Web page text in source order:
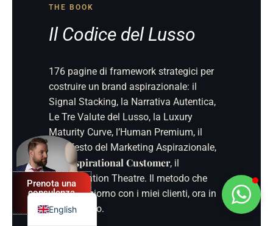
THE BOOK
Il Codice del Lusso
176 pagine di framework strategici per
costruire un brand aspirazionale: il
Signal Stacking, la Narrativa Autentica,
Le Tre Valute del Lusso, la Luxury
Maturity Curve, l’Human Premium, il
Manifesto del Marketing Aspirazionale,
The Aspirational Customer, il
Segmentation Theatre. Il metodo che
uso ogni giorno con i miei clienti, ora in
un solo libro.
English
Italian
French
German
Spanish
Prenota una
consulenza